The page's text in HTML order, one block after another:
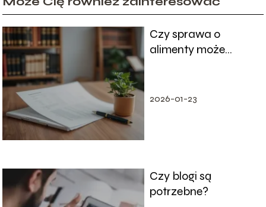
Czy sprawa o
alimenty może
2026-01-23
Czy blogi są
potrzebne?